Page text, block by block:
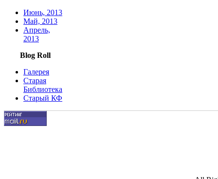
Июнь, 2013
Май, 2013
Апрель,
2013
Blog Roll
Галерея
Старая
Библиотека
Старый КФ